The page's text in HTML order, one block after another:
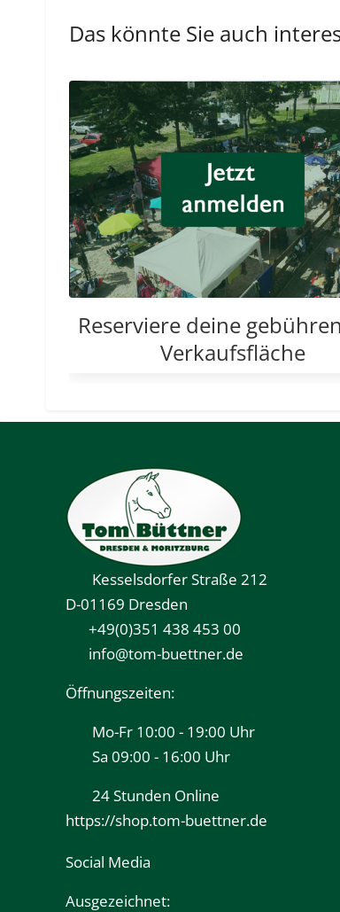
Das könnte Sie auch
Reserviere deine
Verkaufsfläche
Kesselsdorfer Straße 212
D-01169 Dresden
+49(0)351 438 453 00
info@tom-buettner.de
Öffnungszeiten:
Mo-Fr 10:00 - 19:00 Uhr
Sa 09:00 - 16:00 Uhr
24 Stunden Online
https://shop.tom-buettner.de
Social Media
Ausgezeichnet: